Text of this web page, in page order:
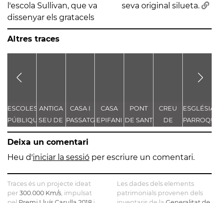
l'escola Sullivan, que va
dissenyar els gratacels
seva original silueta.
Altres traces
ESCOLES
PÚBLIQUES
VENTURA
GASSOL
-
ANTIGA
SEU DE
LA
SOCIETAT
CORAL
CASA I
PASSATGE
BERNARDÍ
MARTORELL
CASA
EPIFANI
DE
PONT
DE SANT
PERE
CREU
DE
TERME 1
ESGLÉSIA
DE
MARIA
Deixa un comentari
Heu d'iniciar la sessió per escriure un comentari.
Traces és un projecte ideat
per 300.000 Km/s , impulsat
Les dades dels elements
patrimonials provenen dels